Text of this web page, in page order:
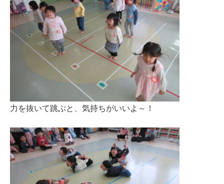
力を抜いて跳ぶと、気持ちがいいよ～！